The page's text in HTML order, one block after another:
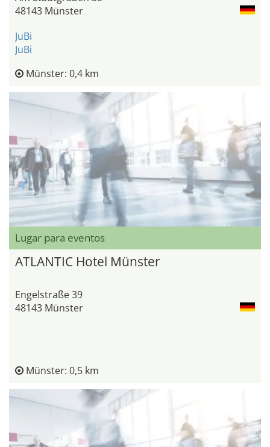
48143 Münster
JuBi
JuBi
Münster: 0,4 km
Lugar para eventos
ATLANTIC Hotel Münster
Engelstraße 39
48143 Münster
Münster: 0,5 km